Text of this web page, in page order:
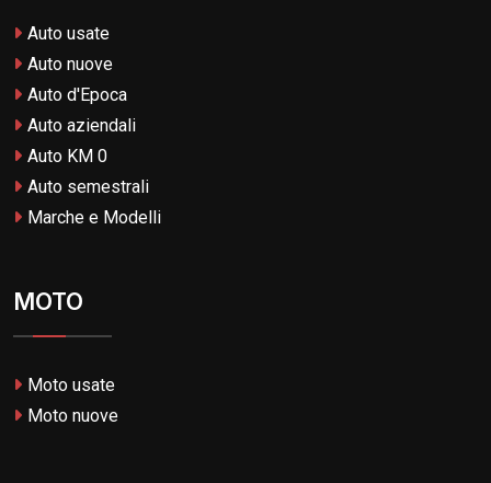
Auto usate
Auto nuove
Auto d'Epoca
Auto aziendali
Auto KM 0
Auto semestrali
Marche e Modelli
MOTO
Moto usate
Moto nuove